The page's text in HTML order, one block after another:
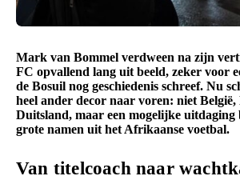
Mark van Bommel verdween na zijn
FC opvallend lang uit beeld, zeker voor
de Bosuil nog geschiedenis schreef. Nu
heel ander decor naar voren: niet
Duitsland, maar een mogelijke uitdaging
grote namen uit het Afrikaanse voetbal.
Van titelcoach naar